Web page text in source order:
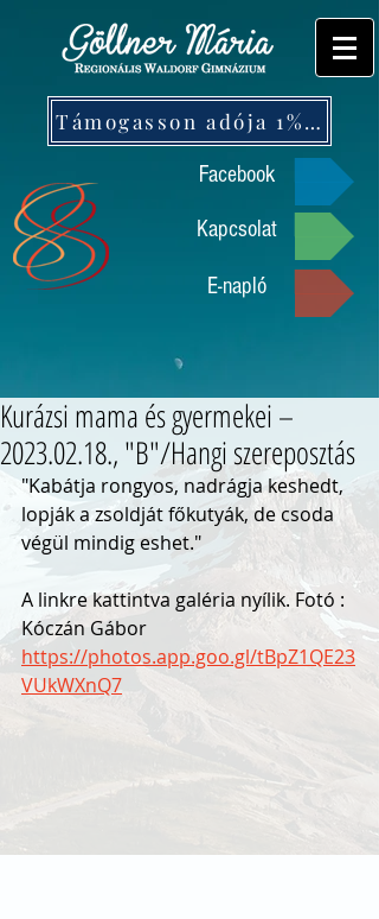
Támogasson adója 1%-ával!
Facebook
Kapcsolat
E-napló
Kurázsi mama és gyermekei –
2023.02.18., "B"/Hangi szereposztás
"Kabátja rongyos, nadrágja keshedt,
lopják a zsoldját főkutyák, de csoda
végül mindig eshet."
A linkre kattintva galéria nyílik. Fotó :
Kóczán Gábor
https://photos.app.goo.gl/tBpZ1QE23
VUkWXnQ7